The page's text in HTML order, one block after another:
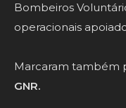
Bombeiros
operacionais
Marcaram também
GNR.